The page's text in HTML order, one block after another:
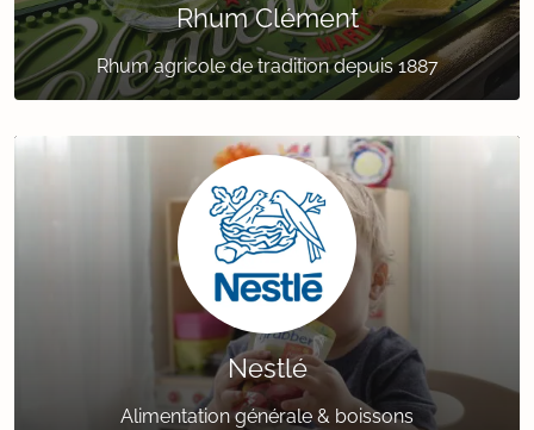
Rhum Clément
Rhum agricole de tradition depuis 1887
Nestlé
Alimentation générale & boissons